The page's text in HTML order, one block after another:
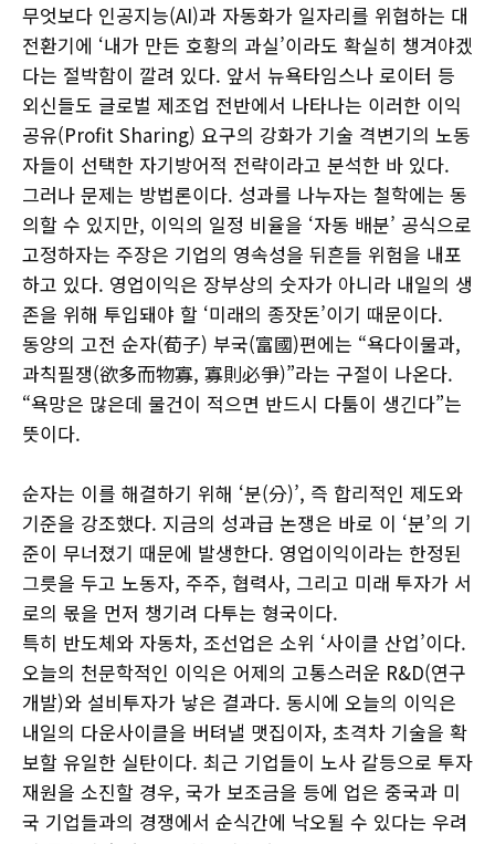
무엇보다 인공지능(AI)과 자동화가 일자리를 위협하는 대
전환기에 ‘내가 만든 호황의 과실’이라도 확실히 챙겨야겠
다는 절박함이 깔려 있다. 앞서 뉴욕타임스나 로이터 등
외신들도 글로벌 제조업 전반에서 나타나는 이러한 이익
공유(Profit Sharing) 요구의 강화가 기술 격변기의 노동
자들이 선택한 자기방어적 전략이라고 분석한 바 있다.
그러나 문제는 방법론이다. 성과를 나누자는 철학에는 동
의할 수 있지만, 이익의 일정 비율을 ‘자동 배분’ 공식으로
고정하자는 주장은 기업의 영속성을 뒤흔들 위험을 내포
하고 있다. 영업이익은 장부상의 숫자가 아니라 내일의 생
존을 위해 투입돼야 할 ‘미래의 종잣돈’이기 때문이다.
동양의 고전 순자(荀子) 부국(富國)편에는 “욕다이물과,
과칙필쟁(欲多而物寡, 寡則必爭)”라는 구절이 나온다.
“욕망은 많은데 물건이 적으면 반드시 다툼이 생긴다”는
뜻이다.
순자는 이를 해결하기 위해 ‘분(分)’, 즉 합리적인 제도와
기준을 강조했다. 지금의 성과급 논쟁은 바로 이 ‘분’의 기
준이 무너졌기 때문에 발생한다. 영업이익이라는 한정된
그릇을 두고 노동자, 주주, 협력사, 그리고 미래 투자가 서
로의 몫을 먼저 챙기려 다투는 형국이다.
특히 반도체와 자동차, 조선업은 소위 ‘사이클 산업’이다.
오늘의 천문학적인 이익은 어제의 고통스러운 R&D(연구
개발)와 설비투자가 낳은 결과다. 동시에 오늘의 이익은
내일의 다운사이클을 버텨낼 맷집이자, 초격차 기술을 확
보할 유일한 실탄이다. 최근 기업들이 노사 갈등으로 투자
재원을 소진할 경우, 국가 보조금을 등에 업은 중국과 미
국 기업들과의 경쟁에서 순식간에 낙오될 수 있다는 우려